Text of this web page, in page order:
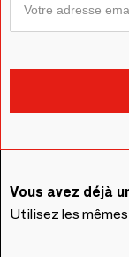
Vous avez déjà
Utilisez les